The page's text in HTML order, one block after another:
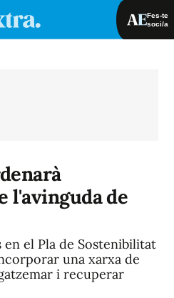
Fes-te
soci/a
l'avinguda de
el Pla de Sostenibilitat
una xarxa de
i recuperar